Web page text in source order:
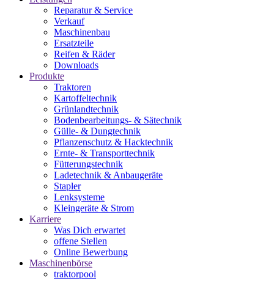
Reparatur & Service
Verkauf
Maschinenbau
Ersatzteile
Reifen & Räder
Downloads
Produkte
Traktoren
Kartoffeltechnik
Grünlandtechnik
Bodenbearbeitungs- & Sätechnik
Gülle- & Dungtechnik
Pflanzenschutz & Hacktechnik
Ernte- & Transporttechnik
Fütterungstechnik
Ladetechnik & Anbaugeräte
Stapler
Lenksysteme
Kleingeräte & Strom
Karriere
Was Dich erwartet
offene Stellen
Online Bewerbung
Maschinenbörse
traktorpool